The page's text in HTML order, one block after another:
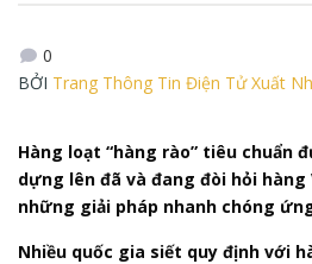
0
BỞI Trang Thông Tin Điện Tử Xuất
Hàng loạt “hàng rào” tiêu chuẩn
dựng lên đã và đang đòi hỏi hàng
những giải pháp nhanh chóng
Nhiều quốc gia siết quy định với